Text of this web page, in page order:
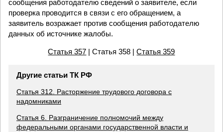
сообщения работодателю сведений о заявителе, если
проверка проводится в связи с его обращением, а
заявитель возражает против сообщения работодателю
данных об источнике жалобы.
Статья 357 | Статья 358 |Статья 359
Другие статьи ТК РФ
Статья 312. Расторжение трудового договора с
надомниками
Статья 6. Разграничение полномочий между
федеральными органами государственной власти и